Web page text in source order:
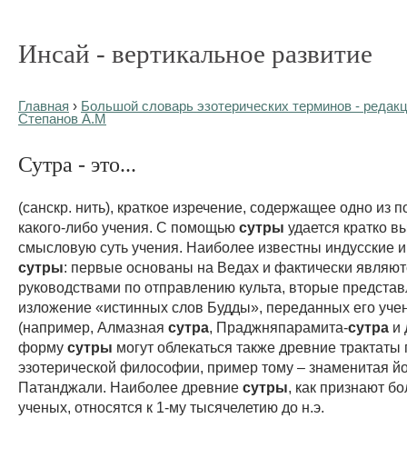
Инсай - вертикальное развитие
Главная › Большой словарь эзотерических терминов -
Степанов А.М
Сутра - это...
(санскр. нить), краткое изречение, содержащее одно из
какого-либо учения. С помощью сутры удается кратко
смысловую суть учения. Наиболее известны индусские
сутры: первые основаны на Ведах и фактически
руководствами по отправлению культа, вторые
изложение «истинных слов Будды», переданных его
(например, Алмазная сутра , Праджняпарамита-сутра и
форму сутры могут облекаться также древние трактаты
эзотерической философии, пример тому – знаменитая
Патанджали. Наиболее древние сутры , как признают
ученых, относятся к 1-му тысячелетию до н.э.